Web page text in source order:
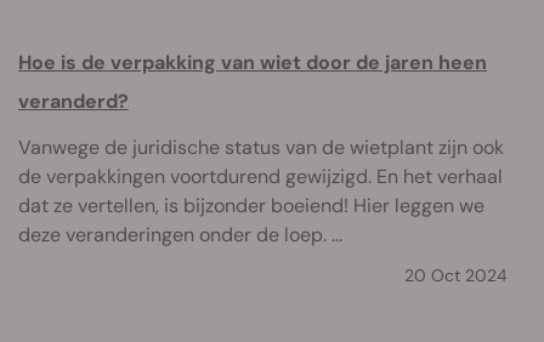
Hoe is de verpakking van wiet door de jaren heen
veranderd?
Vanwege de juridische status van de wietplant zijn ook
de verpakkingen voortdurend gewijzigd. En het verhaal
dat ze vertellen, is bijzonder boeiend! Hier leggen we
deze veranderingen onder de loep. ...
20 Oct 2024